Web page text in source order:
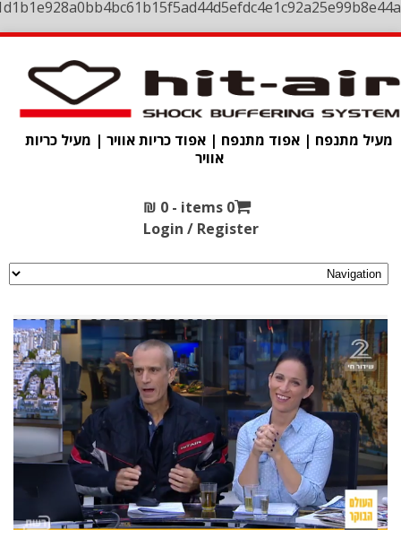
מעיל מתנפח | אפוד מתנפח | אפוד כריות אוויר | מעיל כריות
אוויר
0 items -
₪ 0
Login / Register